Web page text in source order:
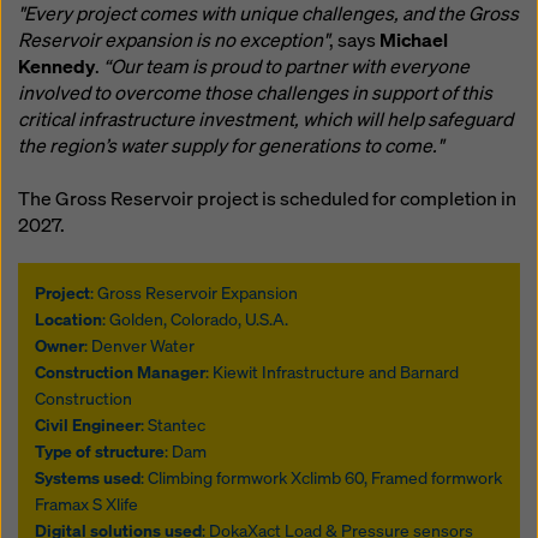
"Every project comes with unique challenges, and the Gross
Reservoir expansion is no exception", says Michael
Kennedy. “Our team is proud to partner with everyone
involved to overcome those challenges in support of this
critical infrastructure investment, which will help safeguard
the region’s water supply for generations to come."
The Gross Reservoir project is scheduled for completion in
2027.
Project: Gross Reservoir Expansion
Location: Golden, Colorado, U.S.A.
Owner: Denver Water
Construction Manager: Kiewit Infrastructure and Barnard
Construction
Civil Engineer: Stantec
Type of structure: Dam
Systems used: Climbing formwork Xclimb 60, Framed formwork
Framax S Xlife
Digital solutions used: DokaXact Load & Pressure sensors